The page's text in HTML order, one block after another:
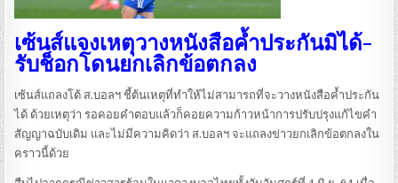
เซ้นส์แจงเหตุวางหนังสือค้ำประกันมิได้-
รับช็อกโดนยกเลิกข้อตกลง
เซ้นส์แถลงโต้​ ส.บอล​ฯ​ ชี้ต้นเหตุที่ทำให้ไม่สามารถที่จะวางหนังสือค้ำประกัน
ได้​ ด้วยเหตุว่า​ รอคอยคำตอบแล้วก็คอยความก้าวหน้าการปรับปรุงแก้ไขคำ
สัญญาฉบับเดิม​ และไม่มีความคิดว่า​ ส.บอล​ฯ​ จะแถลงข่าวยกเลิกข้อตกลง​ใน
คราวนี้ด้วย